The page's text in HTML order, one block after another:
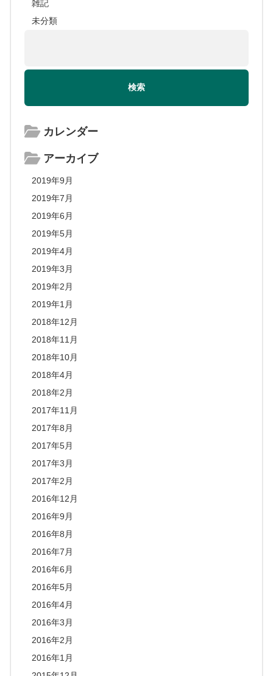
雑記
未分類
カレンダー
アーカイブ
2019年9月
2019年7月
2019年6月
2019年5月
2019年4月
2019年3月
2019年2月
2019年1月
2018年12月
2018年11月
2018年10月
2018年4月
2018年2月
2017年11月
2017年8月
2017年5月
2017年3月
2017年2月
2016年12月
2016年9月
2016年8月
2016年7月
2016年6月
2016年5月
2016年4月
2016年3月
2016年2月
2016年1月